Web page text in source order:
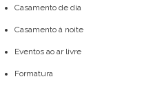
Casamento de dia
Casamento à noite
Eventos ao ar livre
Formatura